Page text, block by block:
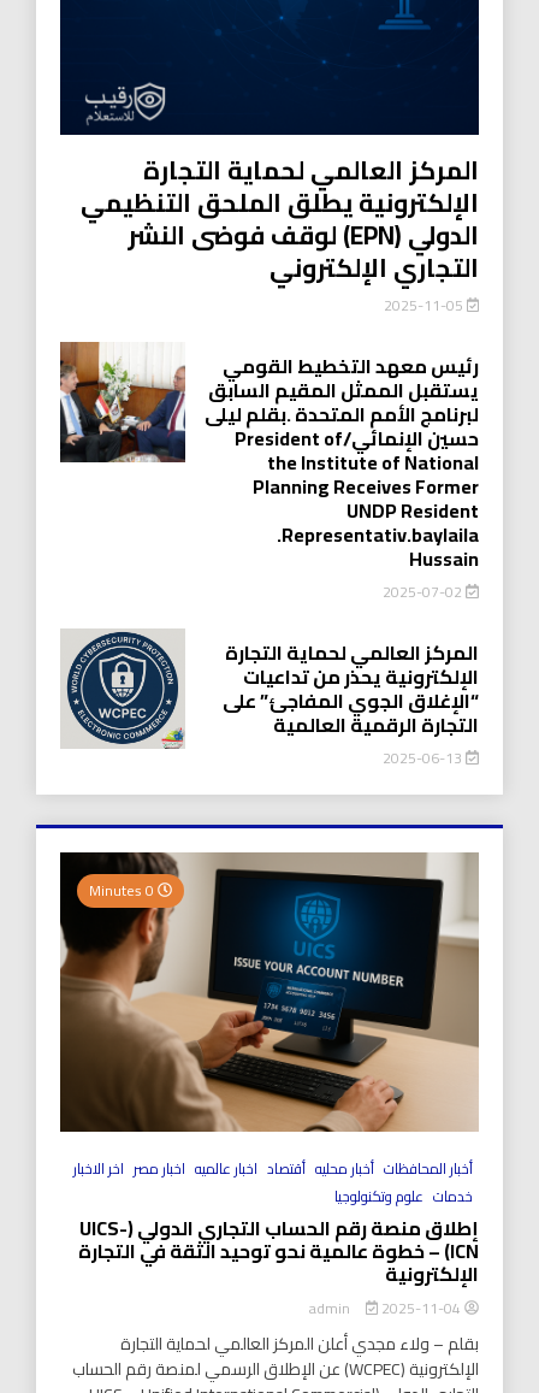
المركز العالمي لحماية التجارة
الإلكترونية يطلق الملحق التنظيمي
الدولي (EPN) لوقف فوضى النشر
التجاري الإلكتروني
رئيس معهد التخطيط القومي
يستقبل الممثل المقيم السابق
لبرنامج الأمم المتحدة .بقلم ليلى
حسين الإنمائي/President of
the Institute of National
Planning Receives Former
UNDP Resident
.Representativ.baylaila
Hussain
2025-07-02
المركز العالمي لحماية التجارة
الإلكترونية يحذر من تداعيات
“الإغلاق الجوي المفاجئ” على
التجارة الرقمية العالمية
2025-06-13
أخبار المحافظات أخبار محليه أقتصاد اخبار عالميه اخبار مصر اخر الاخبار
خدمات علوم وتكنولوجيا
إطلاق منصة رقم الحساب التجاري الدولي (UICS-
ICN) – خطوة عالمية نحو توحيد الثقة في التجارة
الإلكترونية
2025-11-04
بقلم – ولاء مجدي أعلن المركز العالمي لحماية التجارة
الإلكترونية (WCPEC) عن الإطلاق الرسمي لمنصة رقم الحساب